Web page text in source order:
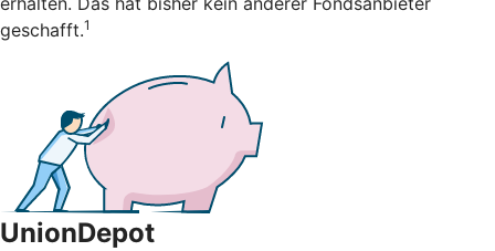
geschafft.1
UnionDepot